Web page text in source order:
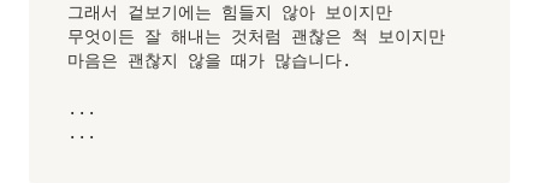
R
>
}
\t
그래서 겉보기에는 힘들지 않아 보이지만
무엇이든 잘 해내는 것처럼 괜찮은 척 보이지만
마음은 괜찮지 않을 때가 많습니다.
...
...